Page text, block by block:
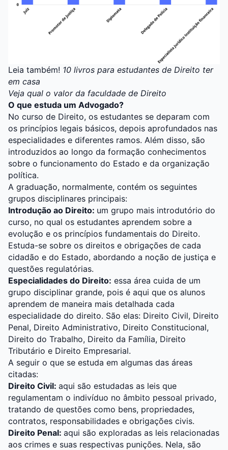
Leia também! 10 livros para estudantes de Direito ter
em casa
Veja qual o valor da faculdade de Direito
O que estuda um Advogado?
No curso de Direito, os estudantes se deparam com
os princípios legais básicos, depois aprofundados nas
especialidades e diferentes ramos. Além disso, são
introduzidos ao longo da formação conhecimentos
sobre o funcionamento do Estado e da organização
política.
A graduação, normalmente, contém os seguintes
grupos disciplinares principais:
Introdução ao Direito: um grupo mais introdutório do
curso, no qual os estudantes aprendem sobre a
evolução e os princípios fundamentais do Direito.
Estuda-se sobre os direitos e obrigações de cada
cidadão e do Estado, abordando a noção de justiça e
questões regulatórias.
Especialidades do Direito: essa área cuida de um
grupo disciplinar grande, pois é aqui que os alunos
aprendem de maneira mais detalhada cada
especialidade do direito. São elas: Direito Civil, Direito
Penal, Direito Administrativo, Direito Constitucional,
Direito do Trabalho, Direito da Família, Direito
Tributário e Direito Empresarial.
A seguir o que se estuda em algumas das áreas
citadas:
Direito Civil: aqui são estudadas as leis que
regulamentam o indivíduo no âmbito pessoal privado,
tratando de questões como bens, propriedades,
contratos, responsabilidades e obrigações civis.
Direito Penal: aqui são exploradas as leis relacionadas
aos crimes e suas respectivas punições. Nela, são